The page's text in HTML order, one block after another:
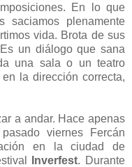
En lo que
saciamos plenamente
vida. Brota de sus
un diálogo que sana
una sala o un teatro
la dirección correcta,
a andar. Hace apenas
viernes Fercán
en la ciudad de
Inverfest. Durante